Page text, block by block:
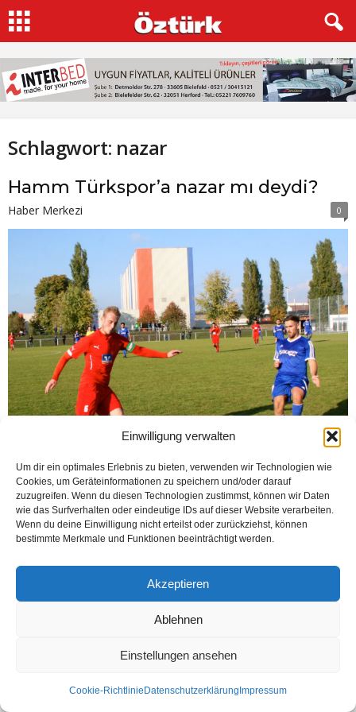
Einwilligung verwalten
Um dir ein optimales Erlebnis zu bieten, verwenden wir Technologien wie
Cookies, um Geräteinformationen zu speichern und/oder darauf
zuzugreifen. Wenn du diesen Technologien zustimmst, können wir Daten
wie das Surfverhalten oder eindeutige IDs auf dieser Website verarbeiten.
Wenn du deine Einwilligung nicht erteilst oder zurückziehst, können
bestimmte Merkmale und Funktionen beeinträchtigt werden.
Akzeptieren
Ablehnen
Einstellungen ansehen
Cookie-Richtlinie Datenschutzerklärung Impressum
Schlagwort: nazar
Hamm Türkspor’a nazar mı deydi?
Haber Merkezi 0
HAMM (Öztürk) Ligin başlamasıyla sahalarda fırtınalar gibi esen Hamm
Türkspor, 10. haftada SV Drensteinfurt takımını kendi sahasında ağırladı.
Sahaya Burak, Abdullah, Yasin ( 80.dak. Dominik),...
Weiterlesen
© Öztürk Gazetesi 1986 – 2026